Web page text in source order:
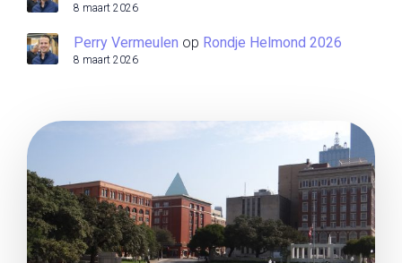
8 maart 2026
Perry Vermeulen op Rondje Helmond 2026
8 maart 2026